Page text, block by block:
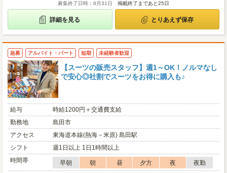
募集終了日時：8月31日 掲載終了まであと25日
詳細を見る とりあえず保存
急募 アルバイト・パート 短期 未経験者歓迎
【スーツの販売スタッフ】週1～OK！ノルマなし
で安心◎社割でスーツをお得に購入も♪
給与
時給1200円＋交通費支給
勤務地
島田市
アクセス
東海道本線(熱海－米原) 島田駅
シフト
週1日以上 1日1時間以上
時間帯
早朝 朝 昼 夕方 夜
夜勤